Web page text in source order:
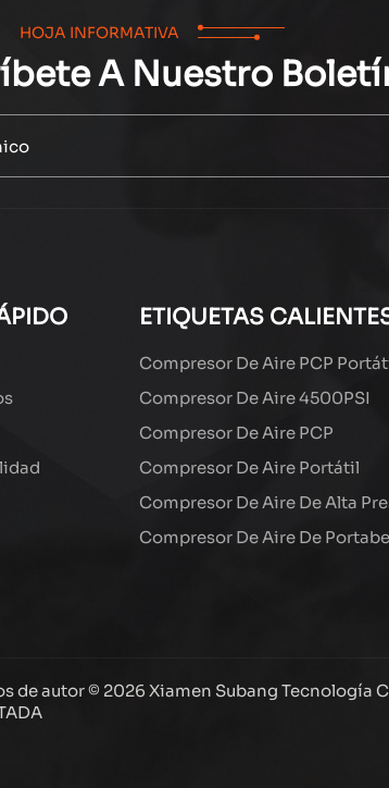
HOJA INFORMATIVA
A Nuestro
ETIQUETAS
Compresor De Aire PCP
Compresor De Aire 4500PSI
Compresor De Aire PCP
Compresor De Aire Portátil
Compresor De Aire De Alta
Compresor De Aire De
de autor © 2026 Xiamen Subang Tecnología